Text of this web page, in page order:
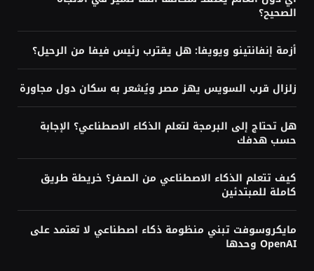
تابع ميتالسي عبر
Facebook
YouTube
TikTok
Twitter
Pinterest
Tumblr
Mastodon
مقالات منوعة